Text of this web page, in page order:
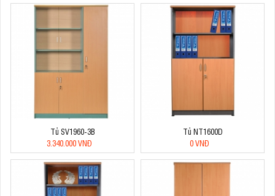
Tủ SV1960-3B
3.340.000 VNĐ
Tủ NT1600D
0 VNĐ